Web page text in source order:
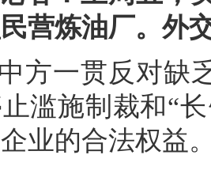
营炼油厂。外
方一贯反对缺
滥施制裁和“
业的合法权益